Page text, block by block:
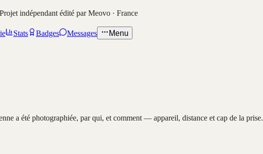
Projet indépendant édité par Meovo · France
Stats Badges Messages Menu
a été photographiée, par qui, et comment — appareil, distance et cap de la prise.